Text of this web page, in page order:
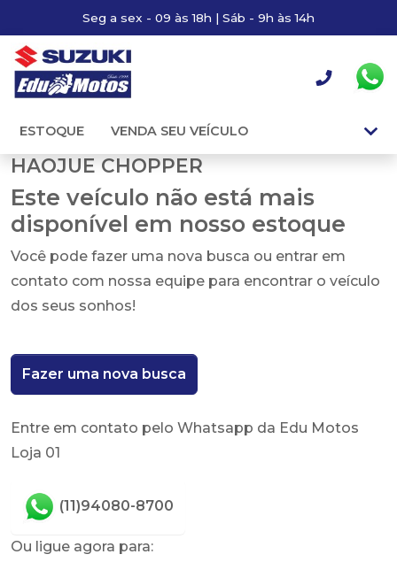
Seg a sex - 09 às 18h | Sáb - 9h às 14h
ESTOQUE VENDA SEU VEÍCULO
HAOJUE CHOPPER
Este veículo não está mais
disponível em nosso estoque
Você pode fazer uma nova busca ou entrar em
contato com nossa equipe para encontrar o veículo
dos seus sonhos!
Fazer uma nova busca
Entre em contato pelo Whatsapp da Edu Motos
Loja 01
(11)94080-8700
Ou ligue agora para: